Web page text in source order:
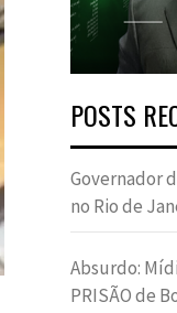
POSTS
Governador
no Rio de
Absurdo:
PRISÃO de